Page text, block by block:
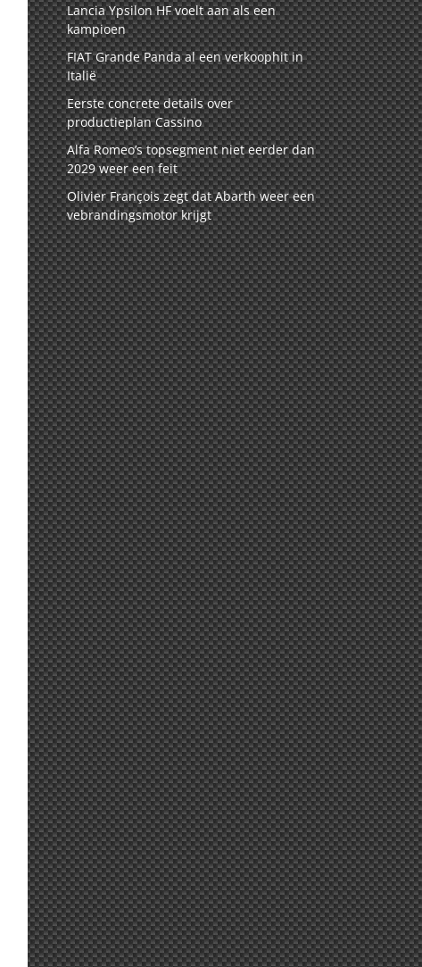
Lancia Ypsilon HF voelt aan als een
kampioen
FIAT Grande Panda al een verkoophit in
Italië
Eerste concrete details over
productieplan Cassino
Alfa Romeo’s topsegment niet eerder dan
2029 weer een feit
Olivier François zegt dat Abarth weer een
vebrandingsmotor krijgt